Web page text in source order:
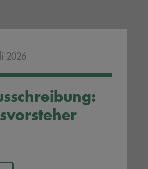
2026